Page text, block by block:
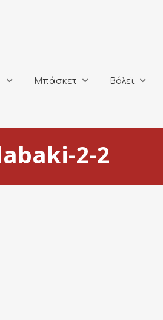
Μπάσκετ Βόλεϊ
2-2